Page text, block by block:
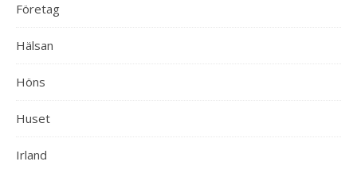
Företag
Hälsan
Höns
Huset
Irland